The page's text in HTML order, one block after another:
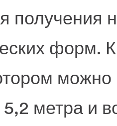
получения
форм.
можно
метра и